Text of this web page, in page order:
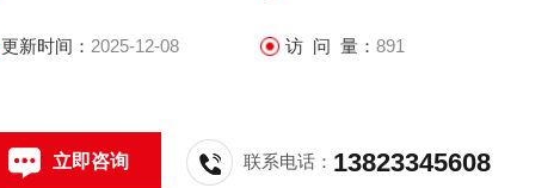
更新时间： 2025-12-08 访 问 量： 891
立即咨询 联系电话： 13823345608